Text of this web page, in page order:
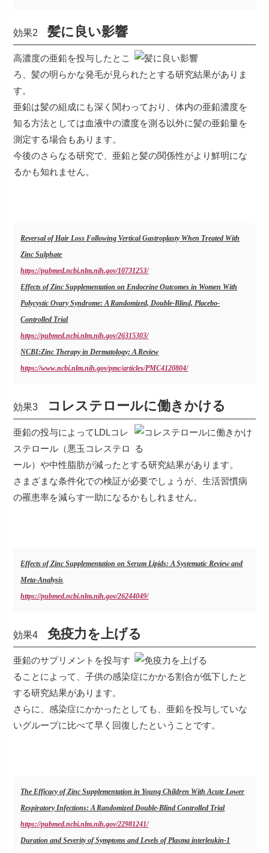
効果2髪に良い影響
高濃度の亜鉛を投与したとこ
ろ、髪の明らかな発毛が見られたとする研究結果がありま
す。
亜鉛は髪の組成にも深く関わっており、体内の亜鉛濃度を
知る方法としては血液中の濃度を測る以外に髪の亜鉛量を
測定する場合もあります。
今後のさらなる研究で、亜鉛と髪の関係性がより鮮明にな
るかも知れません。
Reversal of Hair Loss Following Vertical Gastroplasty When Treated With
Zinc Sulphate
https://pubmed.ncbi.nlm.nih.gov/10731253/
Effects of Zinc Supplementation on Endocrine Outcomes in Women With
Polycystic Ovary Syndrome: A Randomized, Double-Blind, Placebo-
Controlled Trial
https://pubmed.ncbi.nlm.nih.gov/26315303/
NCBI:Zinc Therapy in Dermatology: A Review
https://www.ncbi.nlm.nih.gov/pmc/articles/PMC4120804/
効果3 コレステロールに働きかける
亜鉛の投与によってLDLコレ
ステロール（悪玉コレステロ
ール）や中性脂肪が減ったとする研究結果があります。
さまざまな条件化での検証が必要でしょうが、生活習慣病
の罹患率を減らす一助になるかもしれません。
Effects of Zinc Supplementation on Serum Lipids: A Systematic Review and
Meta-Analysis
https://pubmed.ncbi.nlm.nih.gov/26244049/
効果4免疫力を上げる
亜鉛のサプリメントを投与す
ることによって、子供の感染症にかかる割合が低下したと
する研究結果があります。
さらに、感染症にかかったとしても、亜鉛を投与していな
いグループに比べて早く回復したということです。
The Efficacy of Zinc Supplementation in Young Children With Acute Lower
Respiratory Infections: A Randomized Double-Blind Controlled Trial
https://pubmed.ncbi.nlm.nih.gov/22981241/
Duration and Severity of Symptoms and Levels of Plasma interleukin-1